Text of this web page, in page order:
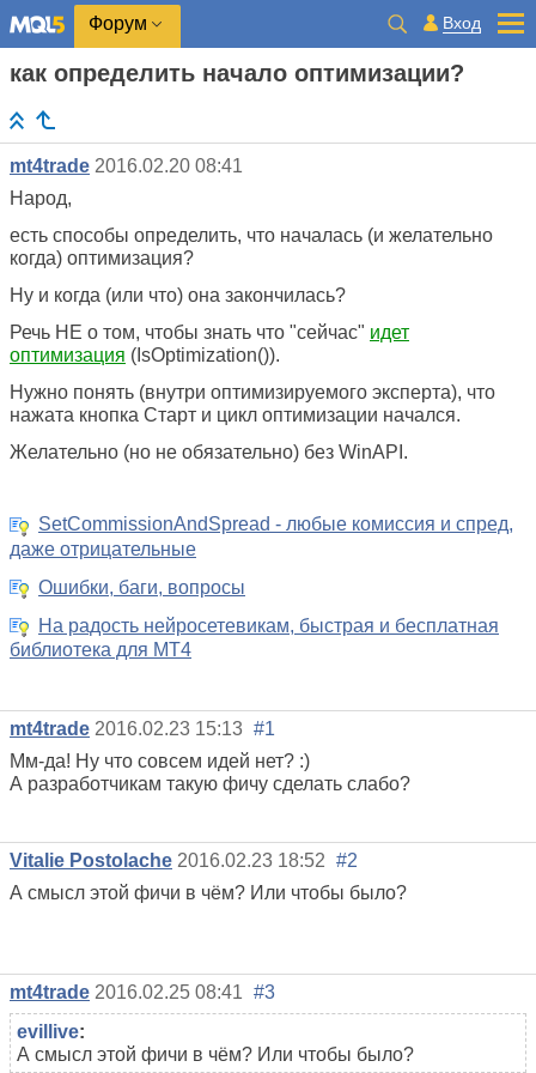
Форум Вход
как определить начало оптимизации?
mt4trade 2016.02.20 08:41
Народ,
есть способы определить, что началась (и желательно
когда) оптимизация?
Ну и когда (или что) она закончилась?
Речь НЕ о том, чтобы знать что "сейчас" идет
оптимизация (IsOptimization()).
Нужно понять (внутри оптимизируемого эксперта), что
нажата кнопка Старт и цикл оптимизации начался.
Желательно (но не обязательно) без WinAPI.
SetCommissionAndSpread - любые комиссия и спред,
даже отрицательные
Ошибки, баги, вопросы
На радость нейросетевикам, быстрая и бесплатная
библиотека для MT4
mt4trade 2016.02.23 15:13 #1
Мм-да! Ну что совсем идей нет? :)
А разработчикам такую фичу сделать слабо?
Vitalie Postolache 2016.02.23 18:52 #2
А смысл этой фичи в чём? Или чтобы было?
mt4trade 2016.02.25 08:41 #3
evillive:
А смысл этой фичи в чём? Или чтобы было?